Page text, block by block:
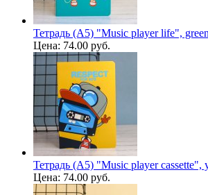
Тетрадь (A5) "Music player life",
Цена: 74.00 руб.
Тетрадь (A5) "Music player
Цена: 74.00 руб.